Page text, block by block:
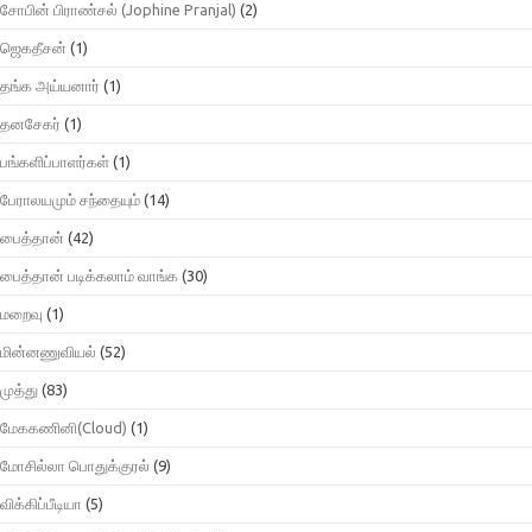
சோபின் பிராண்சல் (Jophine Pranjal) (2)
ஜெகதீசன் (1)
தங்க அய்யனார் (1)
தனசேகர் (1)
பங்களிப்பாளர்கள் (1)
பேராலயமும் சந்தையும் (14)
பைத்தான் (42)
பைத்தான் படிக்கலாம் வாங்க (30)
மறைவு (1)
மின்னணுவியல் (52)
முத்து (83)
மேககணினி(Cloud) (1)
மோசில்லா பொதுக்குரல் (9)
விக்கிப்பீடியா (5)